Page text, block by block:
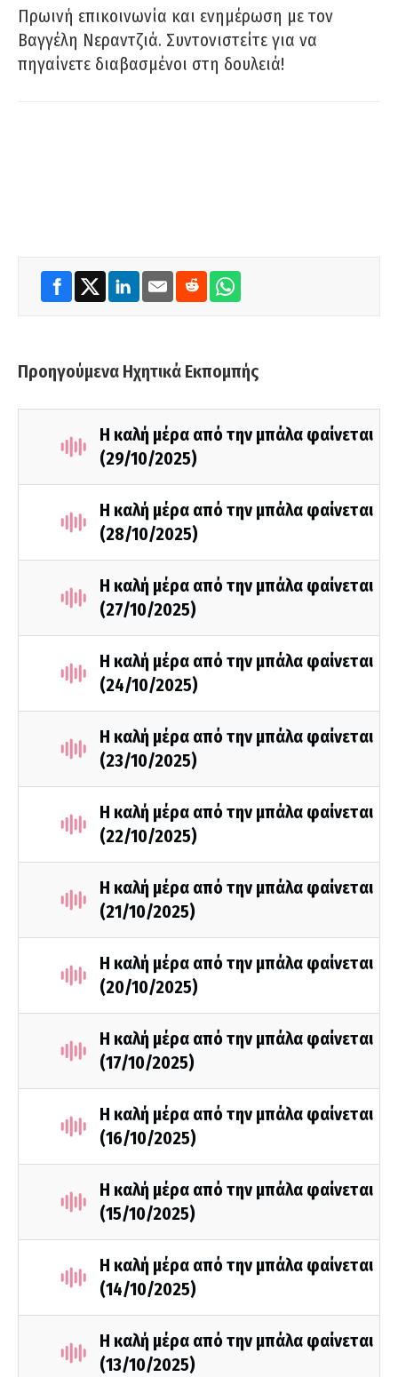
Πρωινή επικοινωνία και ενημέρωση με τον
Βαγγέλη Νεραντζιά. Συντονιστείτε για να
πηγαίνετε διαβασμένοι στη δουλειά!
Προηγούμενα Ηχητικά Εκπομπής
Η καλή μέρα από την μπάλα φαίνεται
(29/10/2025)
Η καλή μέρα από την μπάλα φαίνεται
(28/10/2025)
Η καλή μέρα από την μπάλα φαίνεται
(27/10/2025)
Η καλή μέρα από την μπάλα φαίνεται
(24/10/2025)
Η καλή μέρα από την μπάλα φαίνεται
(23/10/2025)
Η καλή μέρα από την μπάλα φαίνεται
(22/10/2025)
Η καλή μέρα από την μπάλα φαίνεται
(21/10/2025)
Η καλή μέρα από την μπάλα φαίνεται
(20/10/2025)
Η καλή μέρα από την μπάλα φαίνεται
(17/10/2025)
Η καλή μέρα από την μπάλα φαίνεται
(16/10/2025)
Η καλή μέρα από την μπάλα φαίνεται
(15/10/2025)
Η καλή μέρα από την μπάλα φαίνεται
(14/10/2025)
Η καλή μέρα από την μπάλα φαίνεται
(13/10/2025)